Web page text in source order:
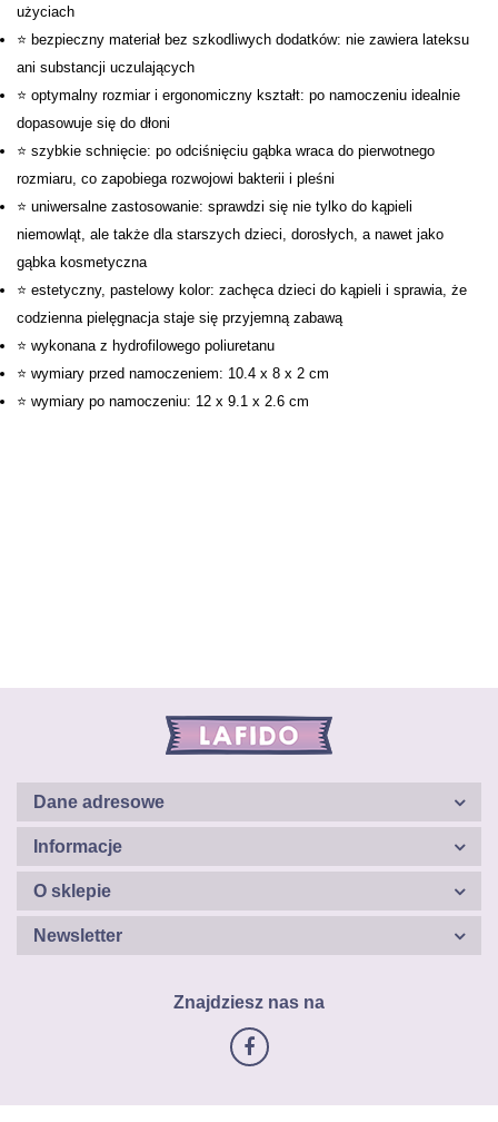
użyciach
⭐ bezpieczny materiał bez szkodliwych dodatków: nie zawiera lateksu
ani substancji uczulających
⭐ optymalny rozmiar i ergonomiczny kształt: po namoczeniu idealnie
dopasowuje się do dłoni
⭐ szybkie schnięcie: po odciśnięciu gąbka wraca do pierwotnego
rozmiaru, co zapobiega rozwojowi bakterii i pleśni
⭐ uniwersalne zastosowanie: sprawdzi się nie tylko do kąpieli
niemowląt, ale także dla starszych dzieci, dorosłych, a nawet jako
gąbka kosmetyczna
⭐ estetyczny, pastelowy kolor: zachęca dzieci do kąpieli i sprawia, że
codzienna pielęgnacja staje się przyjemną zabawą
⭐ wykonana z hydrofilowego poliuretanu
⭐ wymiary przed namoczeniem: 10.4 x 8 x 2 cm
⭐ wymiary po namoczeniu: 12 x 9.1 x 2.6 cm
Dane adresowe
Informacje
O sklepie
Newsletter
Znajdziesz nas na